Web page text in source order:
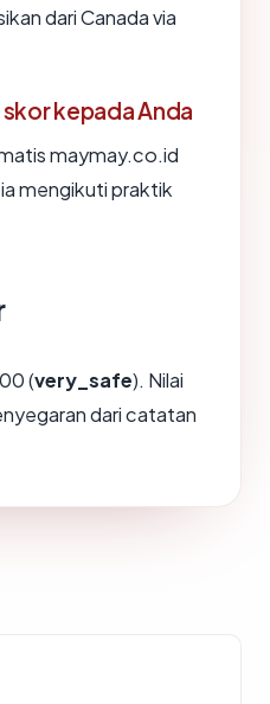
dari Canada via
kepada Anda
maymay.co.id
mengikuti praktik
(very_safe). Nilai
dari catatan